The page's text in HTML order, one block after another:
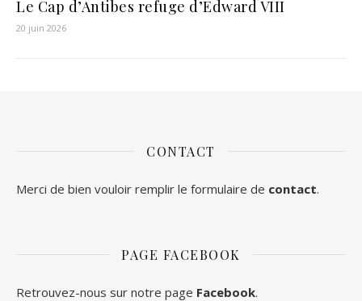
Le Cap d’Antibes refuge d’Edward VIII
20 juin 2026
CONTACT
Merci de bien vouloir remplir le formulaire de contact.
PAGE FACEBOOK
Retrouvez-nous sur notre page Facebook.